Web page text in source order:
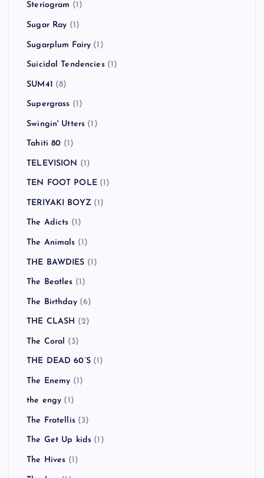
Steriogram (1)
Sugar Ray (1)
Sugarplum Fairy (1)
Suicidal Tendencies(1)
SUM41 (8)
Supergrass (1)
Swingin' Utters (1)
Tahiti 80 (1)
TELEVISION (1)
TEN FOOT POLE(1)
TERIYAKI BOYZ(1)
The Adicts (1)
The Animals (1)
THE BAWDIES (1)
The Beatles (1)
The Birthday(6)
THE CLASH (2)
The Coral (3)
THE DEAD 60’S(1)
The Enemy (1)
the engy (1)
The Fratellis(3)
The Get Up kids (1)
The Hives (1)